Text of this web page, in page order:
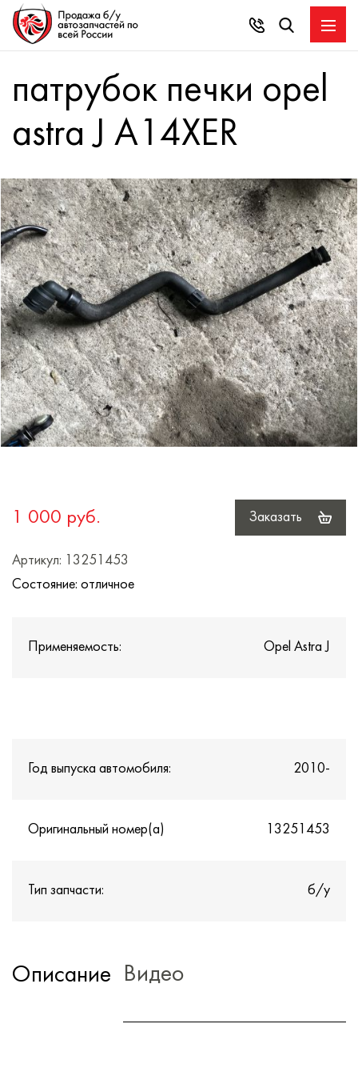
патрубок печки opel
astra J A14XER
1 000 руб. Заказать
Артикул: 13251453
Состояние: отличное
Применяемость: Opel Astra J
Год выпуска автомобиля: 2010-
Оригинальный номер(а) 13251453
Тип запчасти: б/у
Описание Видео